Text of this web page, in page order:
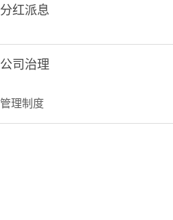
分红派息
公司治理
管理制度